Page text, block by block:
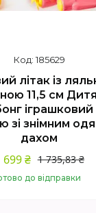
185629
літак із
11,5 см
іграшковий
зі знімним
дахом
1 735,83 ₴
699 ₴
до відправки